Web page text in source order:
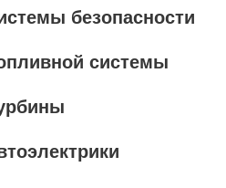
безопасности
системы